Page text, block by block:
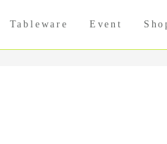
Tableware Event